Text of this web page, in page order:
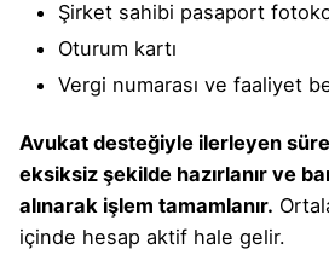
Şirket sahibi pasaport
Oturum kartı
Vergi numarası ve faaliyet
Avukat desteğiyle ilerleyen
eksiksiz şekilde hazırlanır ve
alınarak işlem tamamlanır.
içinde hesap aktif hale gelir.